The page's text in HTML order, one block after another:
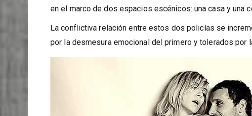
en el marco de dos espacios escénicos: una casa y una
La conflictiva relación entre estos dos policías se
por la desmesura emocional del primero y tolerados por